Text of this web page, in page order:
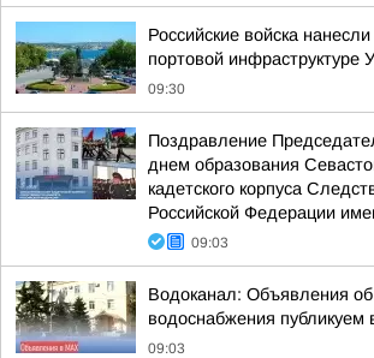
Российские войска
портовой инфраструктуре
09:30
Поздравление
днем образования
кадетского корпуса
Российской Федерации
09:03
Водоканал: Объявления
водоснабжения публикуем
09:03